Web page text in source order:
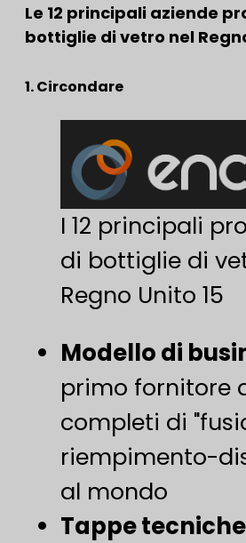
Le 12 principali aziende
bottiglie di vetro nel
1. Circondare
I 12 principali
di bottiglie di
Regno Unito 15
Modello di
primo fornitore
completi di
riempimento-
al mondo
​Tappe tecniche​